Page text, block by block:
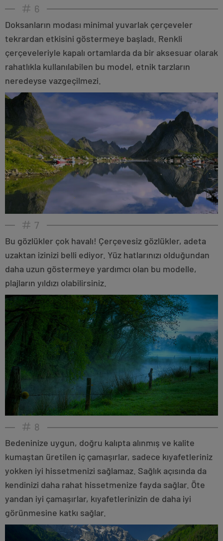
6
Doksanların modası minimal yuvarlak çerçeveler
tekrardan etkisini göstermeye başladı. Renkli
çerçeveleriyle kapalı ortamlarda da bir aksesuar olarak
rahatlıkla kullanılabilen bu model, etnik tarzların
neredeyse vazgeçilmezi.
7
Bu gözlükler çok havalı! Çerçevesiz gözlükler, adeta
uzaktan izinizi belli ediyor. Yüz hatlarınızı olduğundan
daha uzun göstermeye yardımcı olan bu modelle,
plajların yıldızı olabilirsiniz.
8
Bedeninize uygun, doğru kalıpta alınmış ve kalite
kumaştan üretilen iç çamaşırlar, sadece kıyafetleriniz
yokken iyi hissetmenizi sağlamaz. Sağlık açısında da
kendinizi daha rahat hissetmenize fayda sağlar. Öte
yandan iyi çamaşırlar, kıyafetlerinizin de daha iyi
görünmesine katkı sağlar.